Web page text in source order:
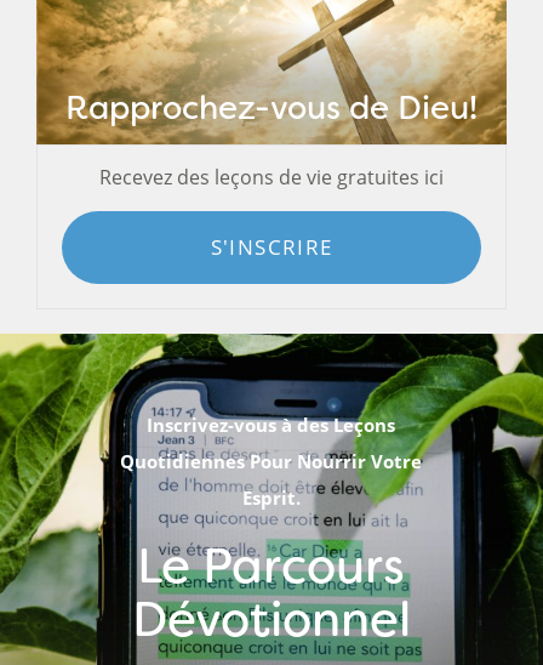
Rapprochez-vous de Dieu!
Recevez des leçons de vie gratuites ici
S'INSCRIRE
Inscrivez-vous à des Leçons
Quotidiennes Pour Nourrir Votre
Esprit.
Le Parcours
Dévotionnel